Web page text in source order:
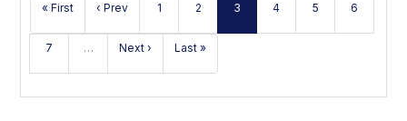
« First ‹ Prev 1 2 3 4 5 6
7 … Next › Last »